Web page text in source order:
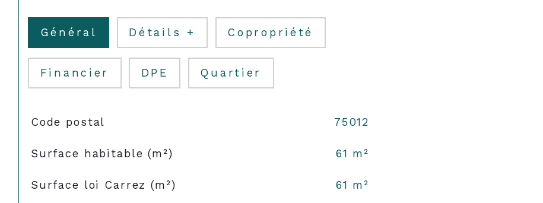
Général Détails + Copropriété
Financier DPE Quartier
TRAD_SIROCCO_Caracteristique
Code postal 75012
Surface habitable (m²) 61 m²
Surface loi Carrez (m²) 61 m²